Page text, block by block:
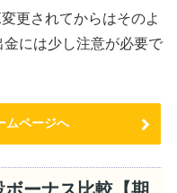
更されてからはそのよ
には少し注意が必要で
ムページへ